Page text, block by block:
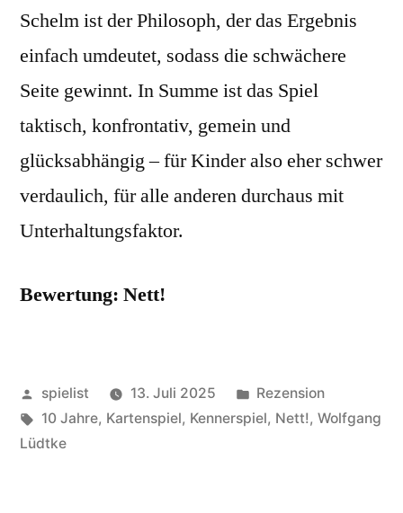
Schelm ist der Philosoph, der das Ergebnis
einfach umdeutet, sodass die schwächere
Seite gewinnt. In Summe ist das Spiel
taktisch, konfrontativ, gemein und
glücksabhängig – für Kinder also eher schwer
verdaulich, für alle anderen durchaus mit
Unterhaltungsfaktor.
Bewertung: Nett!
Veröffentlicht
von
spielist 13. Juli 2025
Veröffentlicht
in
Rezension
Schlagwörter:
10 Jahre, Kartenspiel, Kennerspiel, Nett!, Wolfgang
Lüdtke